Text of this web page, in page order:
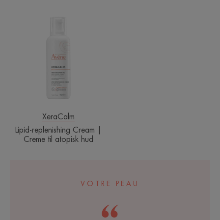
Creme
til
atopisk
hud
XeraCalm
Lipid-replenishing Cream |
Creme til atopisk hud
VOTRE PEAU